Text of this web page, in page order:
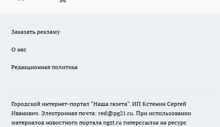
Заказать рекламу
О нас
Редакционная политика
Городской интернет-портал "Наша газета". ИП Кстенин Сергей
Иванович. Электронная почта: red@pg21.ru. При использовании
материалов новостного портала ngzt.ru гиперссылка на ресурс